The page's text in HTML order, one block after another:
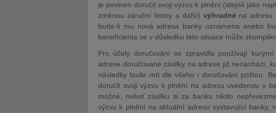
je povinen doručit svoji výzvu k plnění (stejně jako
změnou záruční listiny a další) výhradněna adresu
bude-li mu nová adresa banky oznámena anebo
beneficienta se v důsledku této situace může
Pro účely doručování se zpravidla používají
adrese doručované zásilky na adrese již nenachází,
následky bude mít dle všeho i doručování poštou.
doručit svoji výzvu k plnění na adresu uvedenou v
možné, neboť zásilku si za banku nikdo
výzvu k plnění na aktuální adresu vystavující banky,